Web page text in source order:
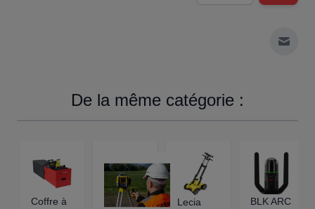
De la même catégorie :
Coffre à
Lecia
BLK ARC